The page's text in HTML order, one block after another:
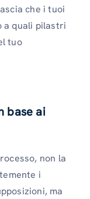
che i tuoi
a quali pilastri
tuo
base ai
non la
i
ma